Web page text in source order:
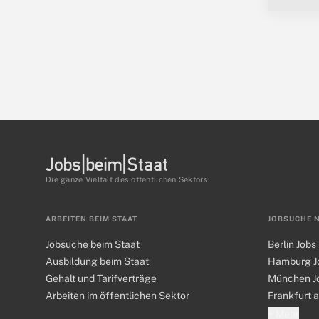
Die ganze Vielfalt des öffentlichen Sektors
ARBEITEN BEIM STAAT
Jobsuche beim Staat
Ausbildung beim Staat
Gehalt und Tarifverträge
Arbeiten im öffentlichen Sektor
JOBSUCHE
Berlin Jobs
Hamburg
München
Frankfurt